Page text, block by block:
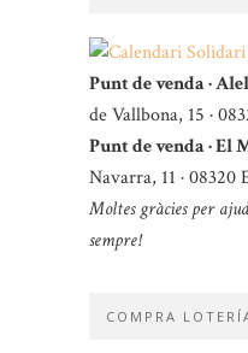
Punt de venda ·
de Vallbona, 15 ·
Punt de venda · El
Navarra, 11 · 08320
Moltes gràcies per
sempre!
COMPRA